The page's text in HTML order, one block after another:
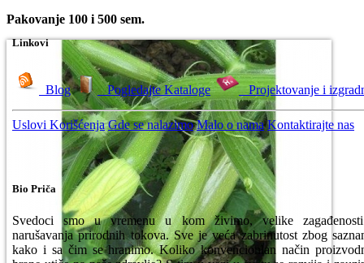
Linkovi
Blog Pogledajte Kataloge Projektovanje i
Uslovi Korišćenja Gde se nalazimo Malo o nama Kontaktirajte nas
Bio Priča
Svedoci smo u vremenu u kom živimo, velike
narušavanja prirodnih tokova. Sve je veća zabrinutost zbog
kako i sa čim se hranimo. Koliko konvencionlan način
Pakovanje 100 i 500 sem.